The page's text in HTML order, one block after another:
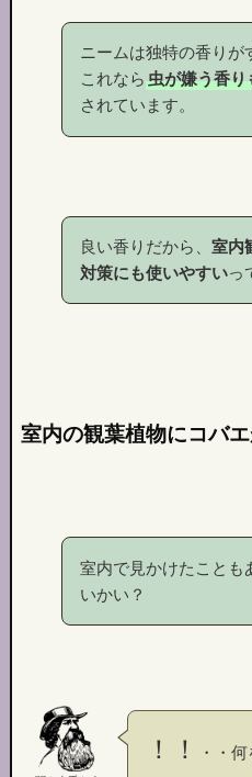
ニームは独特の香りが
これなら 虫が嫌う香り
されています。
良い香りだから、 室内
対策にも使いやすいっ
室内の観葉植物にコバ
室内で見かけたことも
いかい？
！！ ・・